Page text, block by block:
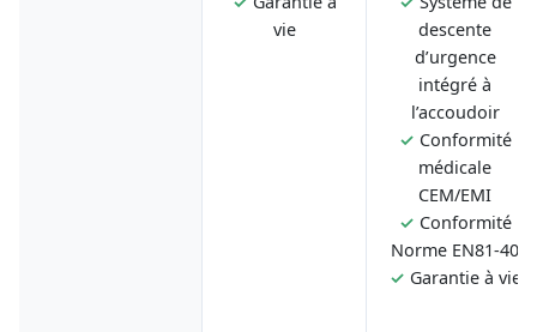
vie
descente
d’urgence
intégré à
l’accoudoir
✓ Conformité
médicale
CEM/EMI
✓ Conformité
Norme EN81-40
✓ Garantie à vie